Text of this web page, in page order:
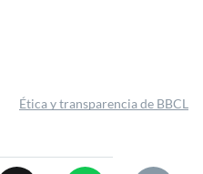
Ética y transparencia de BBCL